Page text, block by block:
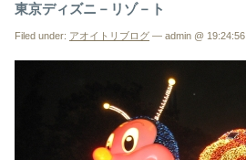
東京ディズニ－リゾ－ト
Filed under: アオイトリブログ — admin @ 19:24:56